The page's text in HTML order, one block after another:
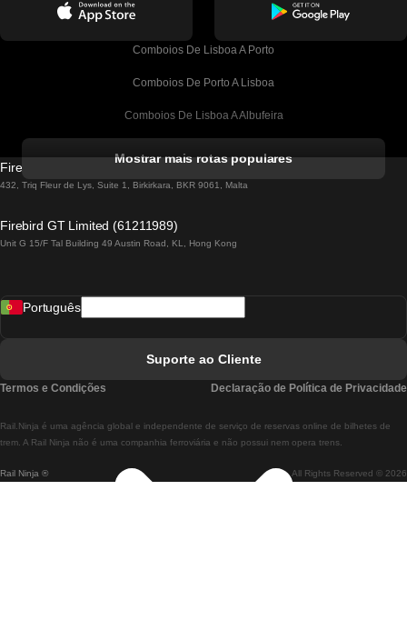
Comboios De Lisboa A Porto
Comboios De Porto A Lisboa
Comboios De Lisboa A Albufeira
Comboios De Lisboa A Lagos
Comboios De Lisboa A Madrid
Comboios De Lisboa A Braga
Comboios De Braga A Lisboa
Mostrar mais rotas populares
Firebird GT Limited (OC 1451)
432, Triq Fleur de Lys, Suite 1, Birkirkara, BKR 9061, Malta
Firebird GT Limited (61211989)
Unit G 15/F Tal Building 49 Austin Road, KL, Hong Kong
Rail Ninja ® All Rights Reserved © 2026
Rail.Ninja é uma agência global e independente de serviço de reservas online de bilhetes de
trem. A Rail Ninja não é uma companhia ferroviária e não possui nem opera trens.
Português
Suporte ao Cliente
Termos e Condições Declaração de Política de Privacidade